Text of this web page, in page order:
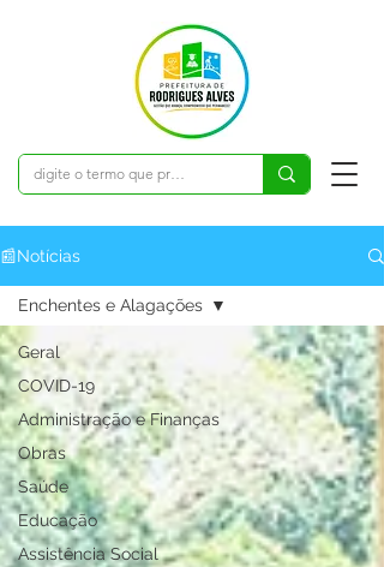
📰Notícias
Geral
COVID-19
Administração e Finanças
Obras
Saúde
Educação
Assistência Social
Enchentes e Alagações